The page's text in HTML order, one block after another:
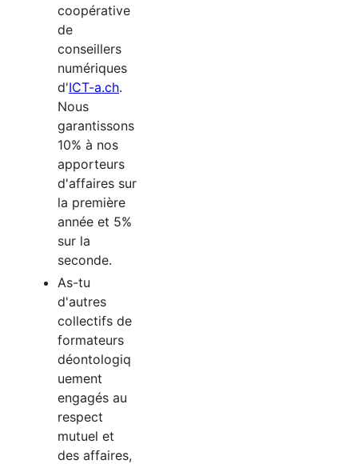
coopérative
de
conseillers
numériques
d'ICT-a.ch.
Nous
garantissons
10% à nos
apporteurs
d'affaires sur
la première
année et 5%
sur la
seconde.
As-tu
d'autres
collectifs de
formateurs
déontologiq
uement
engagés au
respect
mutuel et
des affaires,